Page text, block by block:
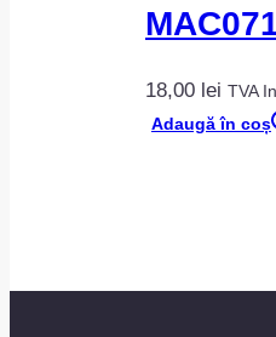
18,00 lei TVA
Adaugă în coș